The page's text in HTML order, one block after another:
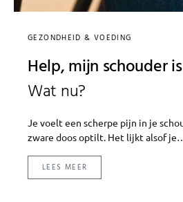
GEZONDHEID & VOEDING
Help, mijn schouder
Wat nu?
Je voelt een scherpe pijn in je
zware doos optilt. Het lijkt alsof
LEES MEER